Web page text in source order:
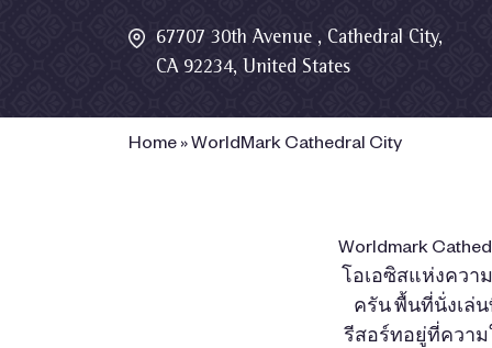
67707 30th Avenue , Cathedral City,
CA 92234, United States
Home »WorldMark Cathedral City
Worldmark
โอเอซิสแห่งควา
ครัน พื้นที่นั่งเล่
รีสอร์ทอยู่ที่ความ